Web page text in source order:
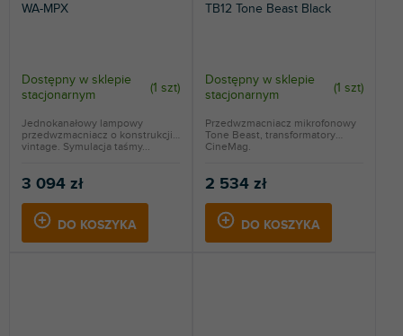
WA-MPX
Dostępny w sklepie
stacjonarnym
(1 szt)
3 094 zł
DO KOSZYKA
Jednokanałowy lampowy
przedwzmacniacz o konstrukcji
vintage. Symulacja taśmy...
TB12 Tone Beast Black
Dostępny w sklepie
stacjonarnym
(1 szt)
2 534 zł
DO KOSZYKA
Przedwzmacniacz mikrofonowy
Tone Beast, transformatory
CineMag.